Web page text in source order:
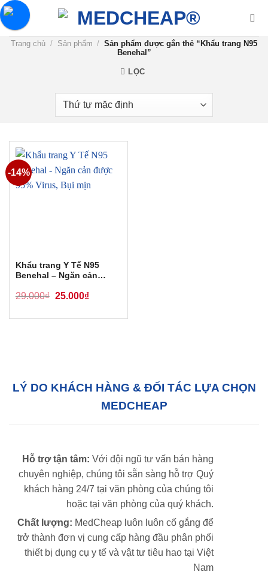
Chuyển
đến
nội
Trang chủ / Sản phẩm / Sản phẩm được gắn thẻ “Khẩu trang N95
Benehal”
LỌC
-14%
Khẩu trang Y Tế N95
Benehal – Ngăn cản
29.000₫
Original
29.000₫.
25.000₫Current
25.000₫.
LÝ DO KHÁCH HÀNG & ĐỐI TÁC LỰA CHỌN
MEDCHEAP
Hỗ trợ tận tâm: Với đội ngũ tư vấn bán hàng
chuyên nghiệp, chúng tôi sẵn sàng hỗ trợ Quý
khách hàng 24/7 tại văn phòng của chúng tôi
hoặc tại văn phòng của quý khách.
Chất lượng: MedCheap luôn luôn cố gắng để
trở thành đơn vị cung cấp hàng đầu phân phối
thiết bị dụng cụ y tế và vật tư tiêu hao tại Việt
Nam